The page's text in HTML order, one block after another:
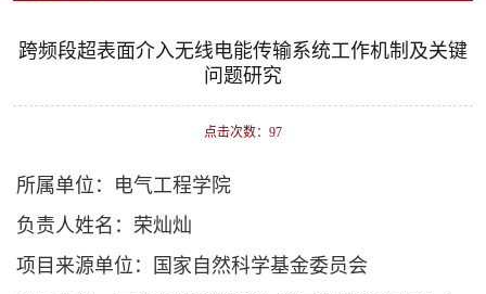
跨频段超表面介入无线电能传输系统工作机制及关键
问题研究
点击次数： 97
所属单位：电气工程学院
负责人姓名：荣灿灿
项目来源单位：国家自然科学基金委员会